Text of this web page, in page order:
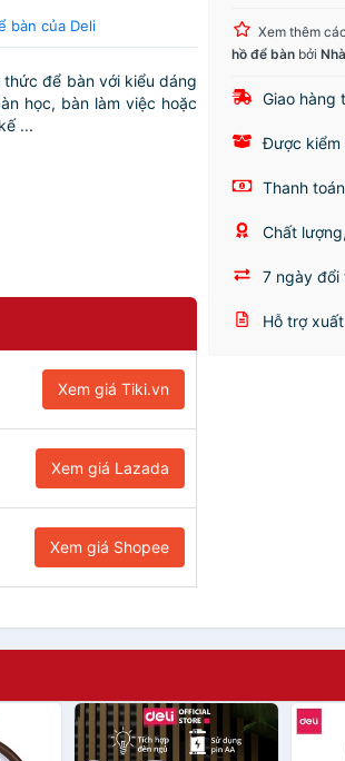
bàn của Deli
để bàn với kiểu dáng
học, bàn làm việc hoặc
...
Xem giá Tiki.vn
Xem giá Lazada
Xem giá Shopee
Xem thêm
hồ để bàn bởi
Giao hàng
Được kiểm
Thanh
Chất
7 ngày đổi
Hỗ trợ